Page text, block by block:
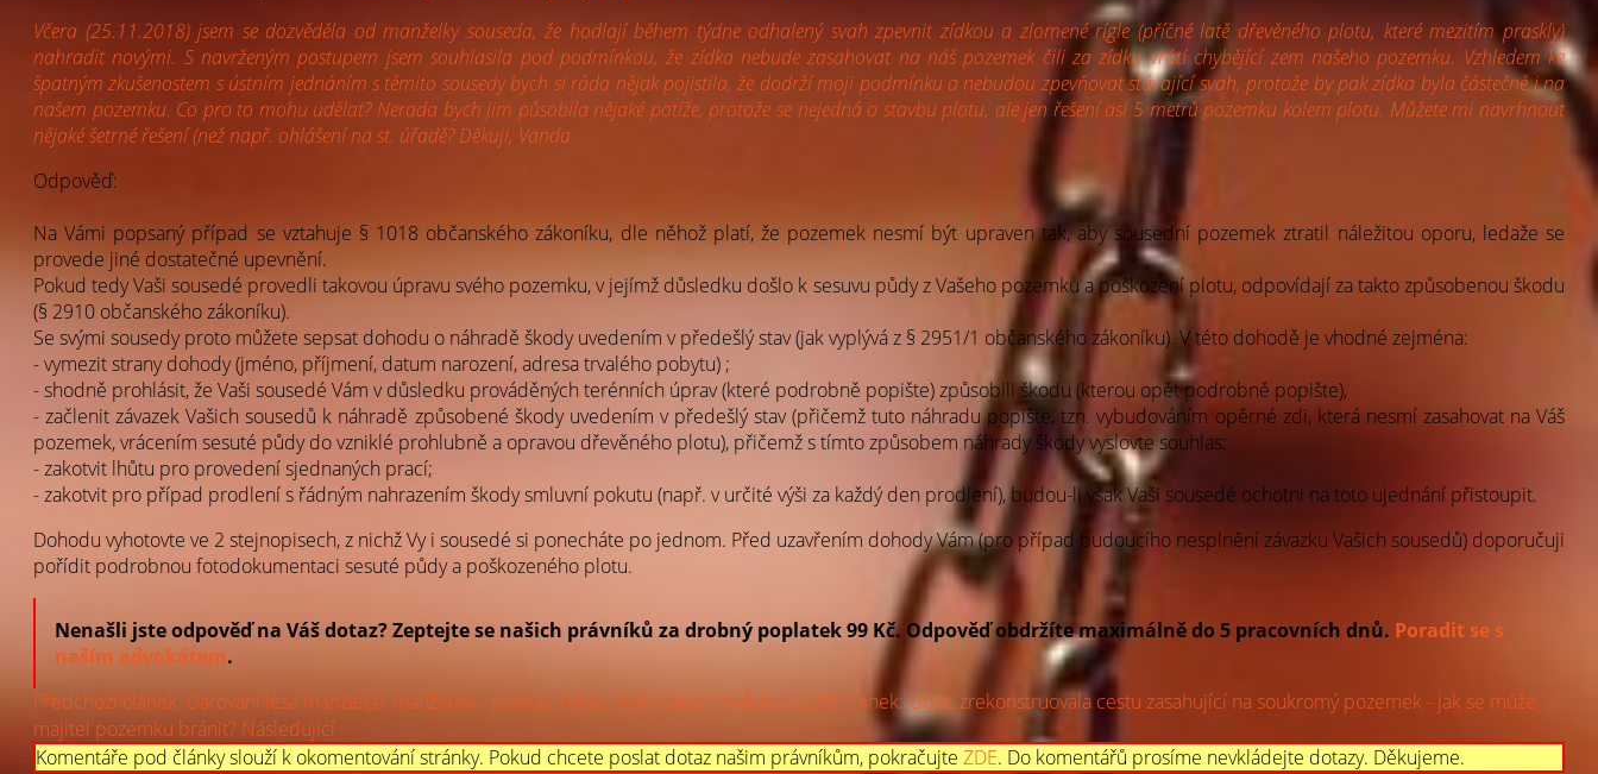
Včera (25.11.2018) jsem se dozvěděla od manželky souseda, že hodlají během týdne odhalený svah zpevnit zídkou a zlomené rígle (příčné latě dřevěného plotu, které mezitím praskly)
nahradit novými. S navrženým postupem jsem souhlasila pod podmínkou, že zídka nebude zasahovat na náš pozemek čili za zídku vrátí chybějící zem našeho pozemku. Vzhledem ke
špatným zkušenostem s ústním jednáním s těmito sousedy bych si ráda nějak pojistila, že dodrží moji podmínku a nebudou zpevňovat stávající svah, protože by pak zídka byla částečně i na
našem pozemku. Co pro to mohu udělat? Nerada bych jim působila nějaké potíže, protože se nejedná o stavbu plotu, ale jen řešení asi 5 metrů pozemku kolem plotu. Můžete mi navrhnout
nějaké šetrné řešení (než např. ohlášení na st. úřadě? Děkuji, Vanda
Odpověď:
Na Vámi popsaný případ se vztahuje § 1018 občanského zákoníku, dle něhož platí, že pozemek nesmí být upraven tak, aby sousední pozemek ztratil náležitou oporu, ledaže se
provede jiné dostatečné upevnění.
Pokud tedy Vaši sousedé provedli takovou úpravu svého pozemku, v jejímž důsledku došlo k sesuvu půdy z Vašeho pozemku a poškození plotu, odpovídají za takto způsobenou škodu
(§ 2910 občanského zákoníku).
Se svými sousedy proto můžete sepsat dohodu o náhradě škody uvedením v předešlý stav (jak vyplývá z § 2951/1 občanského zákoníku). V této dohodě je vhodné zejména:
- vymezit strany dohody (jméno, příjmení, datum narození, adresa trvalého pobytu) ;
- shodně prohlásit, že Vaši sousedé Vám v důsledku prováděných terénních úprav (které podrobně popište) způsobili škodu (kterou opět podrobně popište),
- začlenit závazek Vašich sousedů k náhradě způsobené škody uvedením v předešlý stav (přičemž tuto náhradu popište, tzn. vybudováním opěrné zdi, která nesmí zasahovat na Váš
pozemek, vrácením sesuté půdy do vzniklé prohlubně a opravou dřevěného plotu), přičemž s tímto způsobem náhrady škody vyslovte souhlas;
- zakotvit lhůtu pro provedení sjednaných prací;
- zakotvit pro případ prodlení s řádným nahrazením škody smluvní pokutu (např. v určité výši za každý den prodlení), budou-li však Vaši sousedé ochotni na toto ujednání přistoupit.
Dohodu vyhotovte ve 2 stejnopisech, z nichž Vy i sousedé si ponecháte po jednom. Před uzavřením dohody Vám (pro případ budoucího nesplnění závazku Vašich sousedů) doporučuji
pořídit podrobnou fotodokumentaci sesuté půdy a poškozeného plotu.
Nenašli jste odpověď na Váš dotaz? Zeptejte se našich právníků za drobný poplatek 99 Kč. Odpověď obdržíte maximálně do 5 pracovních dnů. Poradit se s
naším advokátem.
Předchozí článek: Darování lesa manželce, manželovi - postup, návod, informace Předchozí Další článek: Obec zrekonstruovala cestu zasahující na soukromý pozemek - jak se může
majitel pozemku bránit? Následující
Komentáře pod články slouží k okomentování stránky. Pokud chcete poslat dotaz našim právníkům, pokračujte ZDE. Do komentářů prosíme nevkládejte dotazy. Děkujeme.